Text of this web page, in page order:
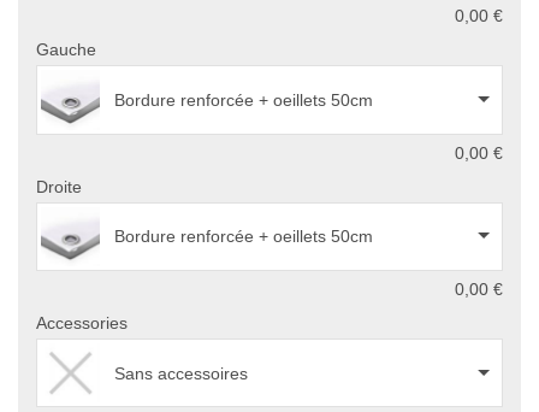
0,00 €
Gauche
Bordure renforcée + oeillets 50cm
0,00 €
Droite
Bordure renforcée + oeillets 50cm
0,00 €
Accessories
Sans accessoires